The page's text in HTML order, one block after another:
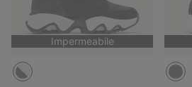
Impermeabile